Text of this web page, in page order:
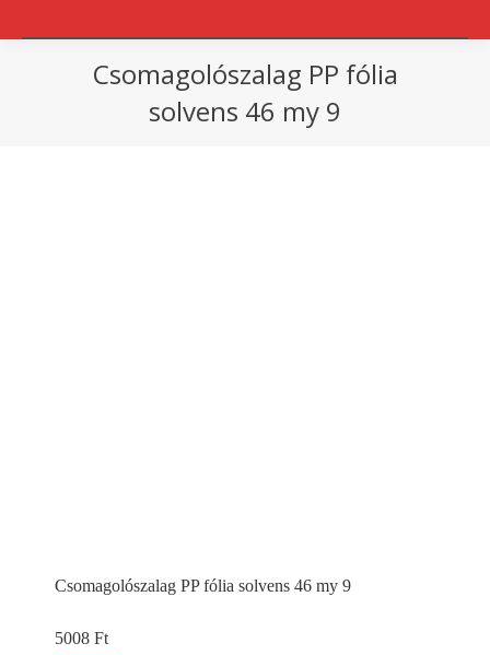
Csomagolószalag PP fólia
solvens 46 my 9
Csomagolószalag PP fólia solvens 46 my 9
5008 Ft